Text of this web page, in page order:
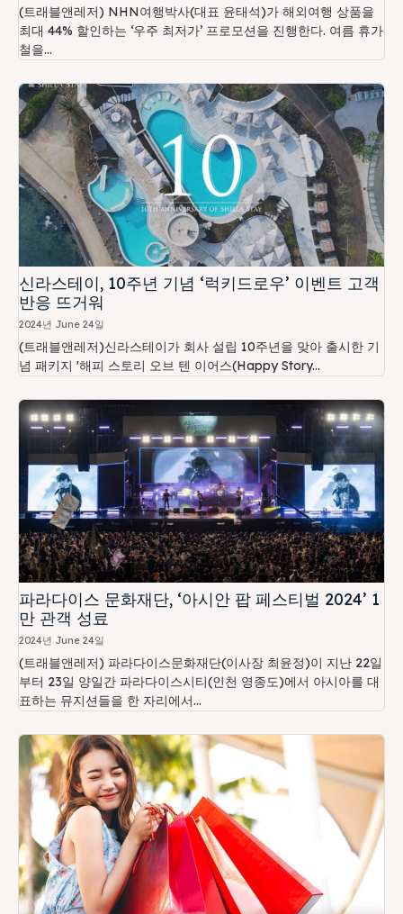
(트래블앤레저) NHN여행박사(대표 윤태석)가 해외여행 상품을
최대 44% 할인하는 ‘우주 최저가’ 프로모션을 진행한다. 여름 휴가
철을...
신라스테이, 10주년 기념 ‘럭키드로우’ 이벤트 고객
반응 뜨거워
2024년 June 24일
(트래블앤레저)신라스테이가 회사 설립 10주년을 맞아 출시한 기
념 패키지 '해피 스토리 오브 텐 이어스(Happy Story...
파라다이스 문화재단, ‘아시안 팝 페스티벌 2024’ 1
만 관객 성료
2024년 June 24일
(트래블앤레저) 파라다이스문화재단(이사장 최윤정)이 지난 22일
부터 23일 양일간 파라다이스시티(인천 영종도)에서 아시아를 대
표하는 뮤지션들을 한 자리에서...